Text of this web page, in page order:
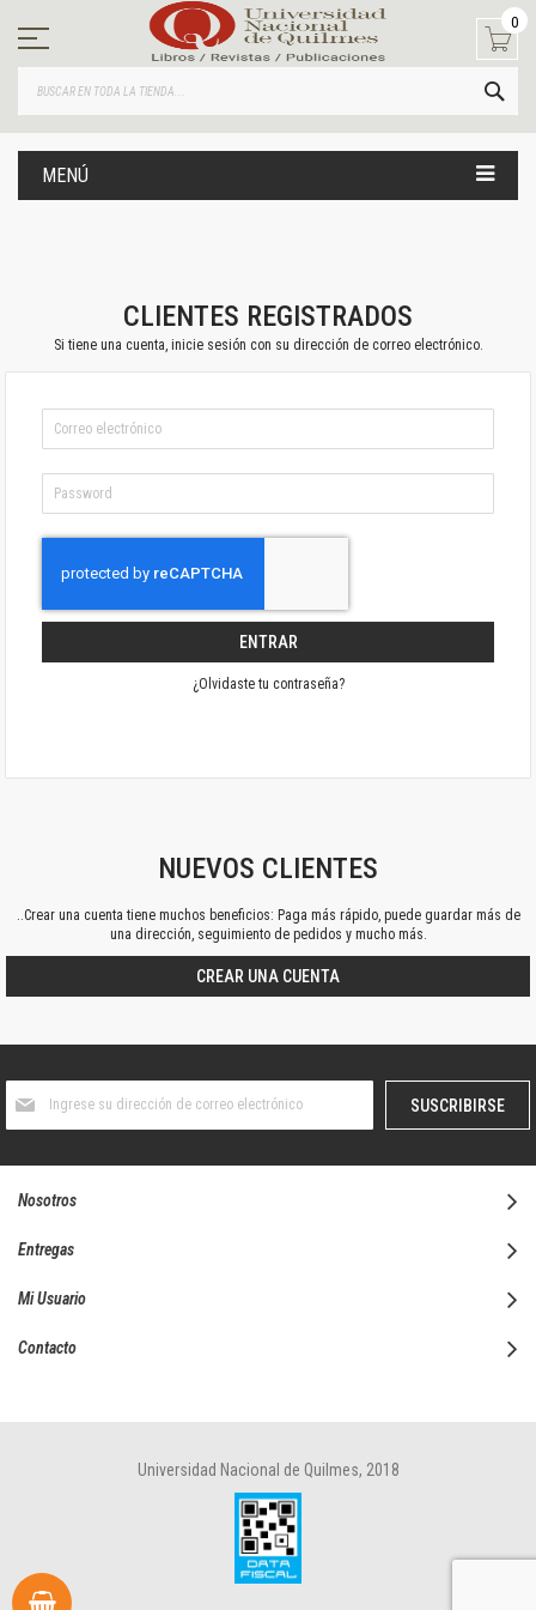
contenido
0
MENÚ
CLIENTES REGISTRADOS
Si tiene una cuenta, inicie sesión con su dirección de correo electrónico.
ENTRAR
¿Olvidaste tu contraseña?
NUEVOS CLIENTES
..Crear una cuenta tiene muchos beneficios: Paga más rápido, puede guardar más de
una dirección, seguimiento de pedidos y mucho más.
CREAR UNA CUENTA
boletín
SUSCRIBIRSE
Nosotros
Entregas
Mi Usuario
Contacto
Universidad Nacional de Quilmes, 2018